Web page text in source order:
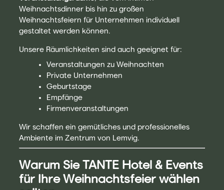
Weihnachtsdinner bis hin zu großen
Weihnachtsfeiern für Unternehmen individuell
gestaltet werden können.
Unsere Räumlichkeiten sind auch geeignet für:
Veranstaltungen zu Weihnachten
Private Unternehmen
Geburtstage
Empfänge
Firmenveranstaltungen
Wir schaffen ein gemütliches und professionelles
Ambiente im Zentrum von Lemvig.
Warum Sie TANTE Hotel & Events
für Ihre Weihnachtsfeier wählen